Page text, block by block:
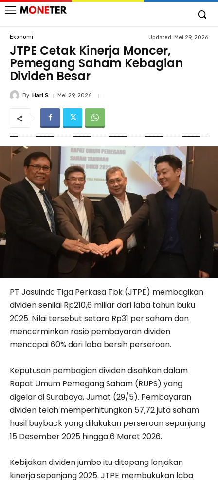
Ekonomi Updated: Mei 29, 2026
JTPE Cetak Kinerja Moncer,
Pemegang Saham Kebagian
Dividen Besar
By Hari S Mei 29, 2026
PT Jasuindo Tiga Perkasa Tbk (JTPE) membagikan
dividen senilai Rp210,6 miliar dari laba tahun buku
2025. Nilai tersebut setara Rp31 per saham dan
mencerminkan rasio pembayaran dividen
mencapai 60% dari laba bersih perseroan.
Keputusan pembagian dividen disahkan dalam
Rapat Umum Pemegang Saham (RUPS) yang
digelar di Surabaya, Jumat (29/5). Pembayaran
dividen telah memperhitungkan 57,72 juta saham
hasil buyback yang dilakukan perseroan sepanjang
15 Desember 2025 hingga 6 Maret 2026.
Kebijakan dividen jumbo itu ditopang lonjakan
kinerja sepanjang 2025. JTPE membukukan laba